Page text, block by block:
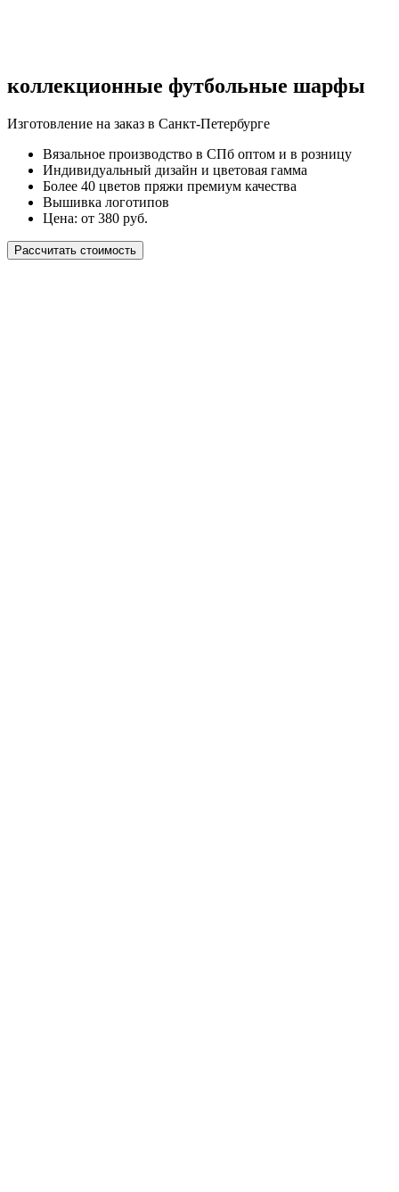
коллекционные футбольные шарфы
Изготовление на заказ в Санкт-Петербурге
Вязальное производство в СПб оптом и в розницу
Индивидуальный дизайн и цветовая гамма
Более 40 цветов пряжи премиум качества
Вышивка логотипов
Цена: от 380 руб.
Рассчитать стоимость